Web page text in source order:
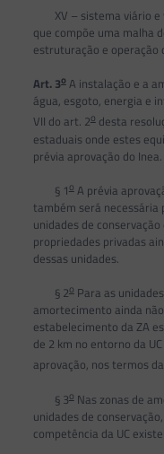
XV – sistema viário e
que compõe uma malha
estruturação e
Art. 3oA instalação e a
água, esgoto, energia e
VII do art. 2odesta
estaduais onde estes
prévia aprovação do Inea.
§ 1oA prévia
também será necessária
unidades de
propriedades privadas
dessas unidades.
§ 2oPara as
amortecimento ainda
estabelecimento da ZA
de 2 km no entorno da
aprovação, nos termos da
§ 3oNas zonas de
unidades de
competência da UC